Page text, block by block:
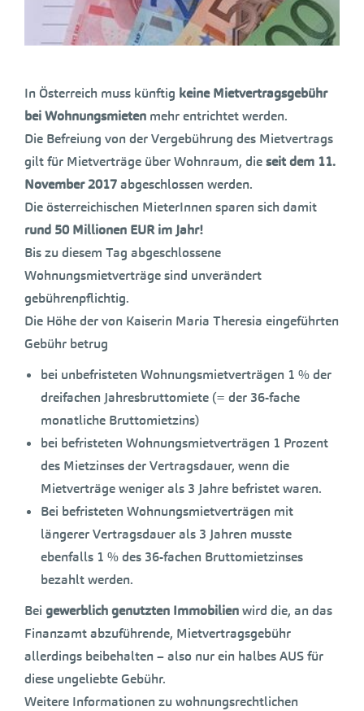
In Österreich muss künftig keine Mietvertragsgebühr
bei Wohnungsmieten mehr entrichtet werden.
Die Befreiung von der Vergebührung des Mietvertrags
gilt für Mietverträge über Wohnraum, dieseit dem 11.
November 2017abgeschlossen werden.
Die österreichischen MieterInnen sparen sich damit
rund 50 Millionen EUR im Jahr!
Bis zu diesem Tag abgeschlossene
Wohnungsmietverträge sind unverändert
gebührenpflichtig.
Die Höhe der von Kaiserin Maria Theresia eingeführten
Gebühr betrug
bei unbefristeten Wohnungsmietverträgen 1 % der
dreifachen Jahresbruttomiete (= der 36-fache
monatliche Bruttomietzins)
bei befristeten Wohnungsmietverträgen 1 Prozent
des Mietzinses der Vertragsdauer, wenn die
Mietverträge weniger als 3 Jahre befristet waren.
Bei befristeten Wohnungsmietverträgen mit
längerer Vertragsdauer als 3 Jahren musste
ebenfalls 1 % des 36-fachen Bruttomietzinses
bezahlt werden.
Bei gewerblich genutzten Immobilienwird die, an das
Finanzamt abzuführende, Mietvertragsgebühr
allerdings beibehalten – also nur ein halbes AUS für
diese ungeliebte Gebühr.
Weitere Informationen zu wohnungsrechtlichen